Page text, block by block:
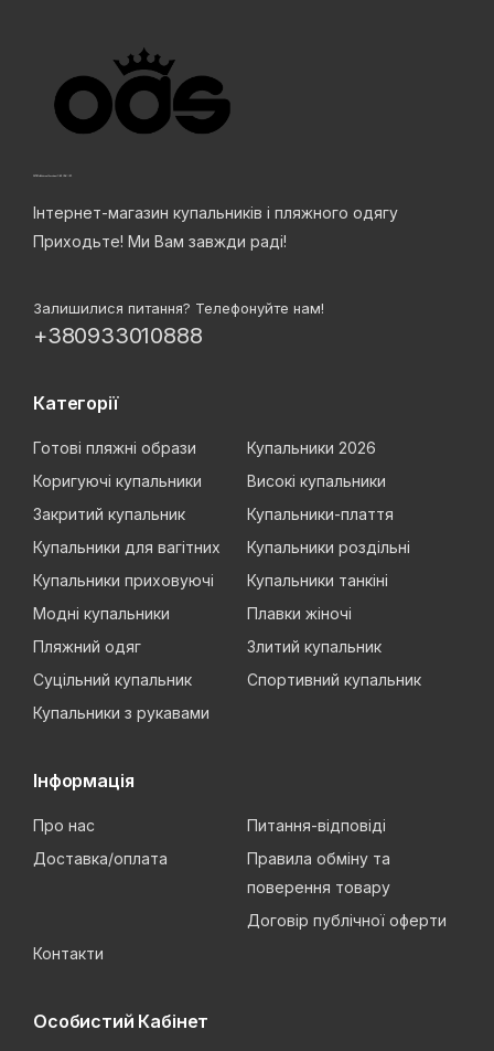
Інтернет-магазин купальників і пляжного одягу
Приходьте! Ми Вам завжди раді!
Залишилися питання? Телефонуйте нам!
+380933010888
Категорії
Готові пляжні образи
Купальники 2026
Коригуючі купальники
Високі купальники
Закритий купальник
Купальники-плаття
Купальники для вагітних
Купальники роздільні
Купальники приховуючі
Купальники танкіні
Модні купальники
Плавки жіночі
Пляжний одяг
Злитий купальник
Суцільний купальник
Спортивний купальник
Купальники з рукавами
Інформація
Про нас
Питання-відповіді
Доставка/оплата
Правила обміну та
поверення товару
Договір публічної оферти
Контакти
Особистий Кабінет